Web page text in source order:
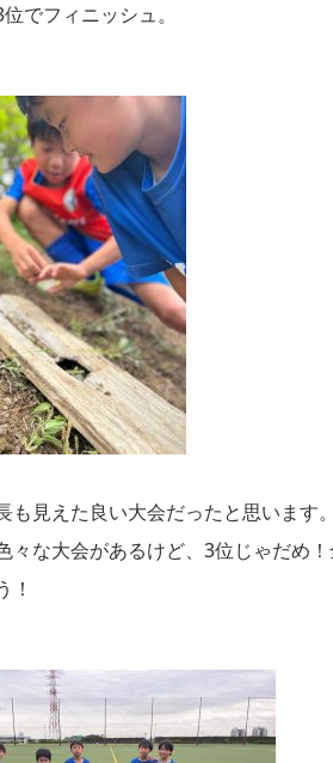
でフィニッシュ。
も見えた良い大会だったと思います。
々な大会があるけど、3位じゃだめ
！